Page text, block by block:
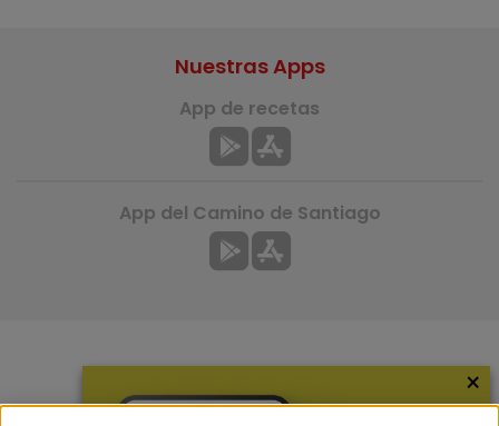
Nuestras Apps
App de recetas
App del Camino de Santiago
×